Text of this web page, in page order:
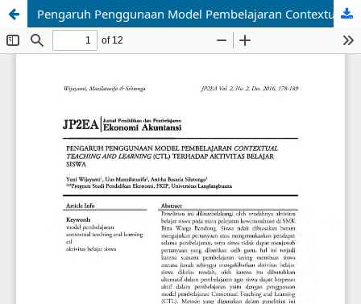
Pengaruh Penggunaan Model Pembelajaran Contextual Teaching And Learning (CTL) Terhadap Aktivitas Belajar Siswa